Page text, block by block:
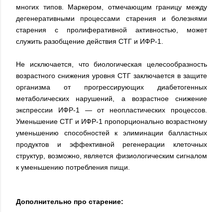
многих типов. Маркером, отмечающим границу между
дегенеративными процессами старения и болезнями
старения с пролиферативной активностью, может
служить разобщение действия СТГ и ИФР-1.
Не исключается, что биологическая целесообразность
возрастного снижения уровня СТГ заключается в защите
организма от прогрессирующих диабетогенных
метаболических нарушений, а возрастное снижение
экспрессии ИФР-1 — от неопластических процессов.
Уменьшение СТГ и ИФР-1 пропорционально возрастному
уменьшению способностей к элиминации балластных
продуктов и эффективной регенерации клеточных
структур, возможно, является физиологическим сигналом
к уменьшению потребления пищи.
Дополнительно про старение: